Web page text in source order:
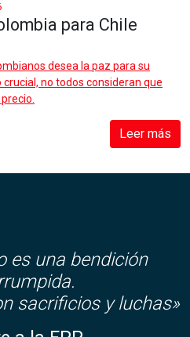
para Chile
desea la paz para su
no todos consideran que
Leer más
es una bendición
sacrificios y luchas»